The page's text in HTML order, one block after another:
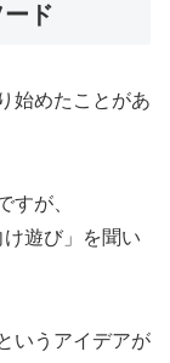
ド
始めたことがあ
すが、
遊び」を聞い
いうアイデアが